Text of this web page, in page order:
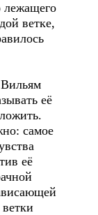
лежащего
ветке,
её
самое
её